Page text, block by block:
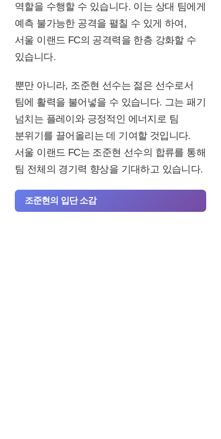
역할을 수행할 수 있습니다. 이는 상대 팀에게
예측 불가능한 공격을 펼칠 수 있게 하여,
서울 이랜드 FC의 공격력을 한층 강화할 수
있습니다.
뿐만 아니라, 조준현 선수는 젊은 선수로서
팀에 활력을 불어넣을 수 있습니다. 그는 패기
넘치는 플레이와 긍정적인 에너지로 팀
분위기를 끌어올리는 데 기여할 것입니다.
서울 이랜드 FC는 조준현 선수의 합류를 통해
팀 전체의 경기력 향상을 기대하고 있습니다.
조준현의 입단 소감